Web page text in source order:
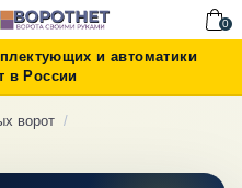
0
и автоматики
в России
ворот